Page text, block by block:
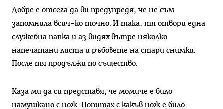
Добре е отсега да ви предупредя, че не съм
запомнила всич-ко точно. И така, тя отвори една
служебна папка и аз видях вътре няколко
напечатани листа и ръбовете на стари снимки.
После тя продължи по същество.
Каза ми да си представя, че момиче е било
намушкано с нож. Попитах с какъв нож е било